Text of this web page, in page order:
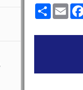
Share